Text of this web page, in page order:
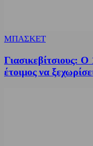
ΜΠΑΣΚΕΤ
Γιασικεβίτσιους: Ο
έτοιμος να